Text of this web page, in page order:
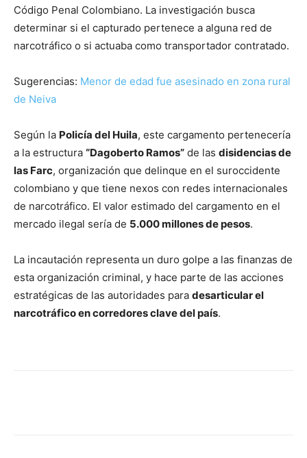
Código Penal Colombiano. La investigación busca
determinar si el capturado pertenece a alguna red de
narcotráfico o si actuaba como transportador contratado.
Sugerencias: Menor de edad fue asesinado en zona rural
de Neiva
Según la Policía del Huila, este cargamento pertenecería
a la estructura “Dagoberto Ramos” de las disidencias de
las Farc, organización que delinque en el suroccidente
colombiano y que tiene nexos con redes internacionales
de narcotráfico. El valor estimado del cargamento en el
mercado ilegal sería de 5.000 millones de pesos.
La incautación representa un duro golpe a las finanzas de
esta organización criminal, y hace parte de las acciones
estratégicas de las autoridades para desarticular el
narcotráfico en corredores clave del país.